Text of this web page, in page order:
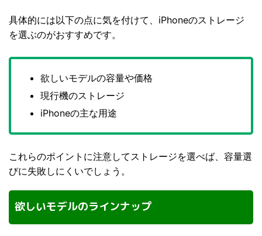
具体的には以下の点に気を付けて、iPhoneのストレージ
を選ぶのがおすすめです。
欲しいモデルの容量や価格
現行機のストレージ
iPhoneの主な用途
これらのポイントに注意してストレージを選べば、容量選
びに失敗しにくいでしょう。
欲しいモデルのラインナップ